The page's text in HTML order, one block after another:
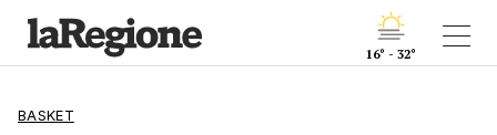
16° - 32°
BASKET